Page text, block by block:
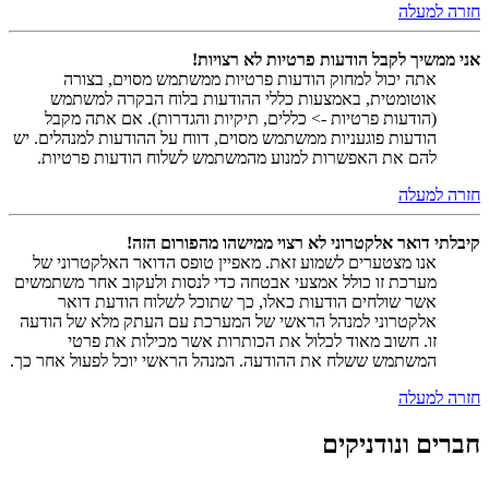
חזרה למעלה
אני ממשיך לקבל הודעות פרטיות לא רצויות!
אתה יכול למחוק הודעות פרטיות ממשתמש מסוים, בצורה
אוטומטית, באמצעות כללי ההודעות בלוח הבקרה למשתמש
(הודעות פרטיות -> כללים, תיקיות והגדרות). אם אתה מקבל
הודעות פוגעניות ממשתמש מסוים, דווח על ההודעות למנהלים. יש
להם את האפשרות למנוע מהמשתמש לשלוח הודעות פרטיות.
חזרה למעלה
קיבלתי דואר אלקטרוני לא רצוי ממישהו מהפורום הזה!
אנו מצטערים לשמוע זאת. מאפיין טופס הדואר האלקטרוני של
מערכת זו כולל אמצעי אבטחה כדי לנסות ולעקוב אחר משתמשים
אשר שולחים הודעות כאלו, כך שתוכל לשלוח הודעת דואר
אלקטרוני למנהל הראשי של המערכת עם העתק מלא של הודעה
זו. חשוב מאוד לכלול את הכותרות אשר מכילות את פרטי
המשתמש ששלח את ההודעה. המנהל הראשי יוכל לפעול אחר כך.
חזרה למעלה
חברים ונודניקים